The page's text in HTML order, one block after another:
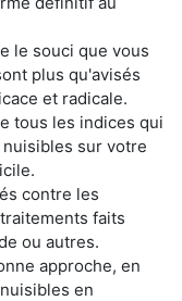
le souci que vous
plus qu'avisés
et radicale.
tous les indices qui
sur votre
contre les
faits
ou autres.
approche, en
en